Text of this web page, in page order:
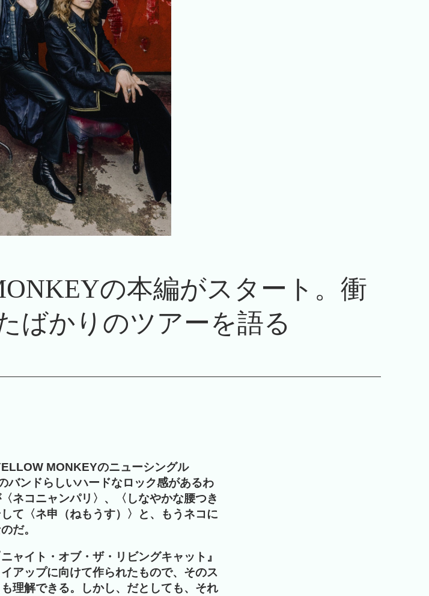
の本編がスタート。衝
ばかりのツアーを語る
MONKEYのニューシングル
バンドらしいハードなロック感があるわ
ネコニャンパリ〉、〈しなやかな腰つき
て〈ネ申（ねもうす）〉と、もうネコに
だ。
ャイト・オブ・ザ・リビングキャット』
アップに向けて作られたもので、そのス
理解できる。しかし、だとしても、それ